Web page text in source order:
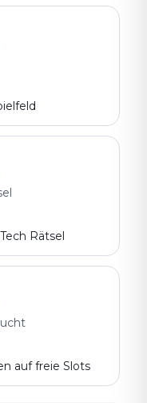
Rätsel
auf freie Slots